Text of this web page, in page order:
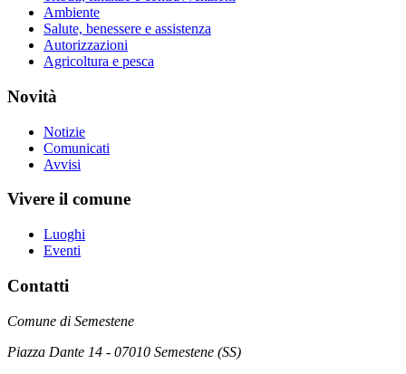
Ambiente
Salute, benessere e assistenza
Autorizzazioni
Agricoltura e pesca
Novità
Notizie
Comunicati
Avvisi
Vivere il comune
Luoghi
Eventi
Contatti
Comune di Semestene
Piazza Dante 14 - 07010 Semestene (SS)